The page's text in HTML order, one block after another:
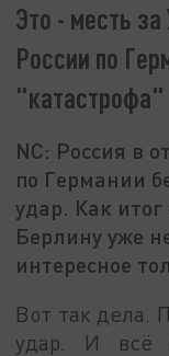
Это - месть
России по
"катастрофа"
NC: Россия в
по Германии
удар. Как
Берлину уже
интересное
Вот так дела.
удар. И всё